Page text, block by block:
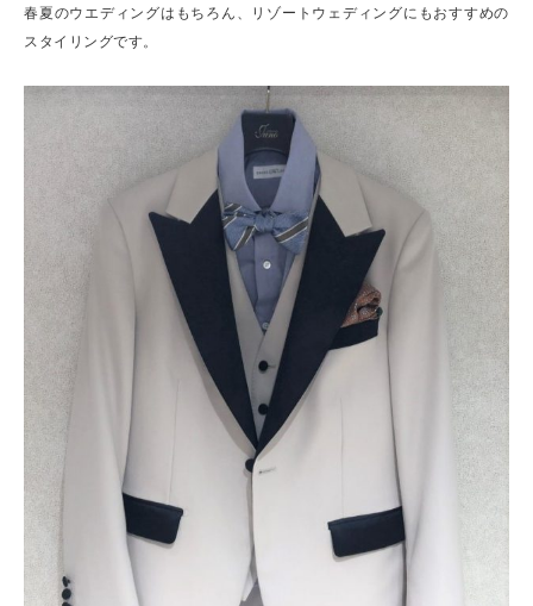
春夏のウエディングはもちろん、リゾートウェディングにもおすすめの
スタイリングです。